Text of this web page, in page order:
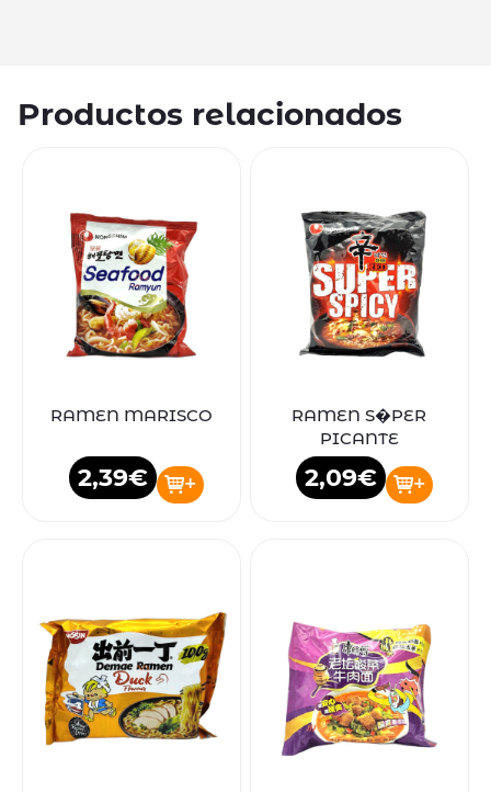
Productos relacionados
RAMEN MARISCO
2,39€ +
RAMEN S�PER
PICANTE
2,09€ +